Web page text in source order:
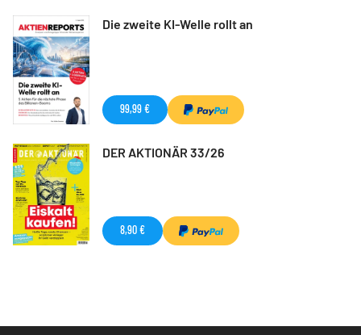
Die zweite KI-Welle rollt an
99,99 €
DER AKTIONÄR 33/26
8,90 €